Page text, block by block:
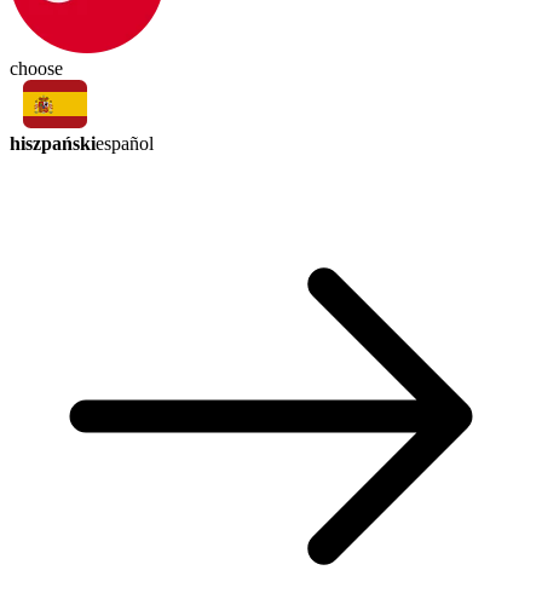
choose
hiszpańskiespañol